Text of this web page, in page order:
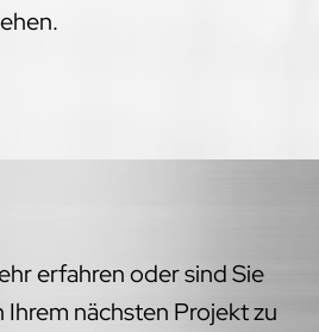
erfahren oder sind Sie
Ihrem nächsten Projekt zu